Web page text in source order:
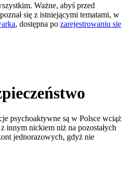
Ważne, abyś przed
się z istniejącymi tematami, w
, dostępna po zarejestrowaniu się
psychoaktywne są w Polsce wciąż
z innym nickiem niż na pozostałych
jednorazowych, gdyż nie